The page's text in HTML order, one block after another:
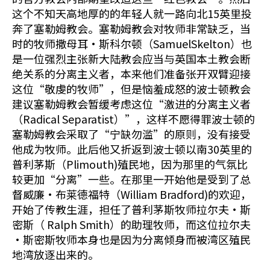
这个不知天高地厚的的年轻人就一路向北15英里投
奔了塞勒姆教会。塞勒姆教会对牧师非常缺乏，当
时的牧师撒母耳•斯科尔顿（SamuelSkelton）也
是一位强烈主张新大陆教会应当与英国本土教会断
绝关系的分离主义者，本来他们准备张开双臂迎接
这位“敬虔的牧师”，但是恼羞成怒的波士顿教会
建议塞勒姆教会暂缓考虑这位“激进的分离主义者
（Radical Separatist）”，这样不愿得罪波士顿的
塞勒姆教会采取了“宁缺勿滥”的原则，没有接受
他成为牧师。此后他又折返到波士顿以南30英里的
普利茅斯（Plimouth)殖民地，因为那里的气氛比
较更加“分离”一些。在那里一开始他是受到了总
督威廉•布莱德福特（William Bradford)的欢迎，
开始了传教生涯，担任了普利茅斯牧师拉尔夫•斯
密斯（ Ralph Smith）的助理牧师，而这位拉尔夫
•斯密斯牧师本身也是因为分离倾身而被湾区殖民
地湾放逐出来的。